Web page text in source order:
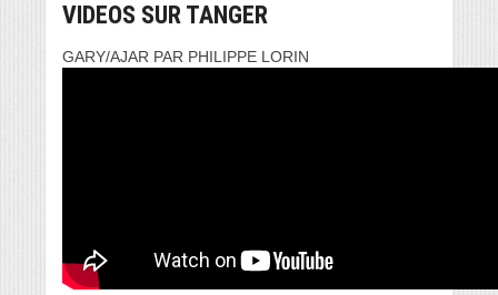
VIDEOS SUR TANGER
GARY/AJAR PAR PHILIPPE LORIN